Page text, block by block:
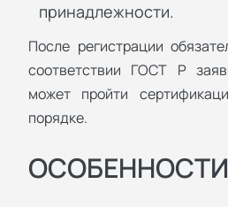
принадлежности.
После регистрации
соответствии ГОСТ Р
может пройти
порядке.
ОСОБЕННОСТИ